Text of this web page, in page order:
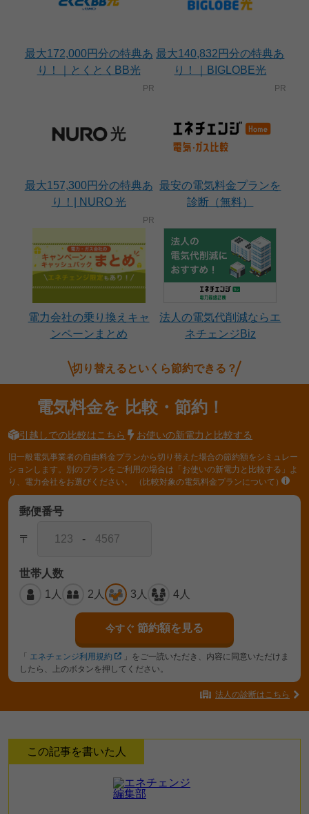
最大172,000円分の特典あ
り！｜とくとくBB光
最大140,832円分の特典あ
り！｜BIGLOBE光
最大157,300円分の特典あ
り！| NURO 光
最安の電気料金プランを
診断（無料）
電力会社の乗り換えキャ
ンペーンまとめ
法人の電気代削減ならエ
ネチェンジBiz
切り替えるといくら節約できる？
電気料金を 比較・節約！
引越しでの比較はこちら お使いの新電力と比較する
旧一般電気事業者の自由料金プランから切り替えた場合の節約額をシミュレー
ションします。別のプランをご利用の場合は「お使いの新電力と比較する」よ
り、電力会社をお選びください。
（比較対象の電気料金プランについて）
郵便番号
〒 -
世帯人数
1人
2人 3人 4人
今すぐ 節約額を見る
「 エネチェンジ利用規約
」をご一読いただき、内容に同意いただけま
したら、上のボタンを押してください。
法人の診断はこちら
この記事を書いた人